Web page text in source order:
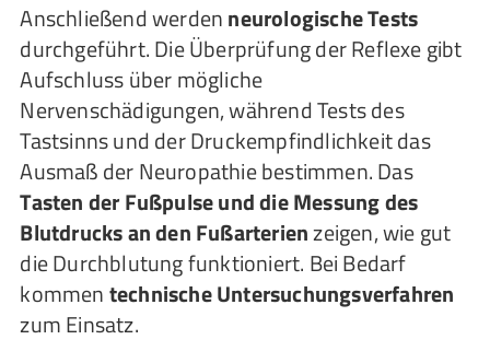
Anschließend werdenneurologische Tests
durchgeführt. Die Überprüfung der Reflexe gibt
Aufschluss über mögliche
Nervenschädigungen, während Tests des
Tastsinns und der Druckempfindlichkeit das
Ausmaß der Neuropathie bestimmen. Das
Tasten der Fußpulse und die Messung des
Blutdrucks an den Fußarterienzeigen, wie gut
die Durchblutung funktioniert. Bei Bedarf
kommentechnische Untersuchungsverfahren
zum Einsatz.